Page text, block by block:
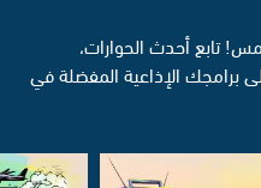
تابع أحدث الحوارات،
برامجك الإذاعية المفضلة في